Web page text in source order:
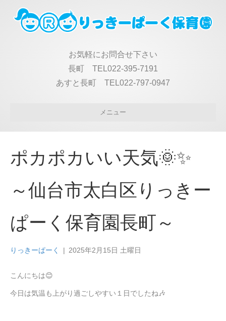
お気軽にお問合せ下さい
長町 TEL022-395-7191
あすと長町 TEL022-797-0947
メニュー
ポカポカいい天気🌞✨
～仙台市太白区りっきー
ぱーく保育園長町～
りっきーぱーく | 2025年2月15日 土曜日
こんにちは😊
今日は気温も上がり過ごしやすい１日でしたね🎶